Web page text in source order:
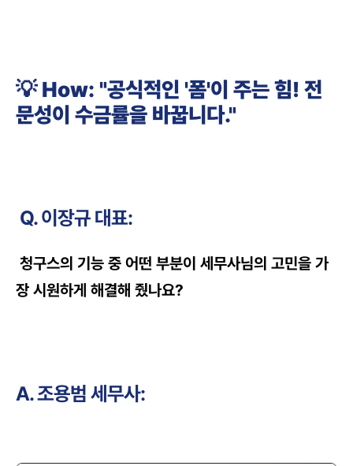
💡 How: "공식적인 '폼'이 주는 힘! 전
문성이 수금률을 바꿉니다."
Q. 이장규 대표:
장 시원하게 해결해 줬나요?
A. 조용범 세무사: